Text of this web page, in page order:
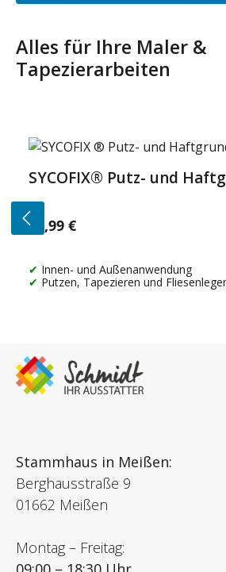
Alles für Ihre Maler &
Tapezierarbeiten
Produktgalerie überspringen
SYCOFIX® Putz- und
Regulärer Preis:
14,99 €
Innen- und Außenanwendung
Putzen, Tapezieren und
Stammhaus in Meißen:
Berghausstraße 9
01662 Meißen
Montag – Freitag: